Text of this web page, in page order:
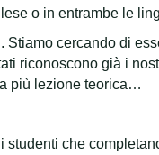
o in entrambe le
cercando di
riconoscono già i
più lezione teorica…
studenti che